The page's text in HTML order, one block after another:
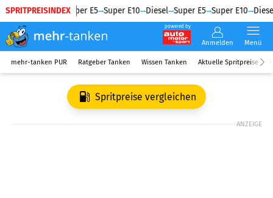
SPRITPREISINDEX
Diesel Super E5 Super E10 Diesel Super E5 Super E10 Diesel
powered by
Anmelden Menü
mehr-tanken PUR Ratgeber Tanken Wissen Tanken Aktuelle Spritpreise
Spritpreise vergleichen
ANZEIGE